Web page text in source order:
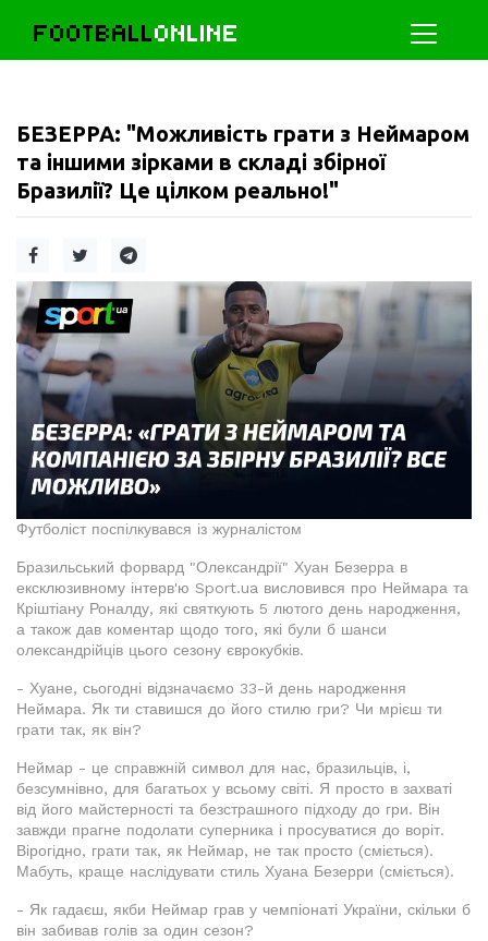
FOOTBALLONLINE
БЕЗЕРРА: "Можливість грати з Неймаром
та іншими зірками в складі збірної
Бразилії? Це цілком реально!"
Футболіст поспілкувався із журналістом
Бразильський форвард "Олександрії" Хуан Безерра в
ексклюзивному інтерв'ю Sport.ua висловився про Неймара та
Кріштіану Роналду, які святкують 5 лютого день народження,
а також дав коментар щодо того, які були б шанси
олександрійців цього сезону єврокубків.
- Хуане, сьогодні відзначаємо 33-й день народження
Неймара. Як ти ставишся до його стилю гри? Чи мрієш ти
грати так, як він?
Неймар - це справжній символ для нас, бразильців, і,
безсумнівно, для багатьох у всьому світі. Я просто в захваті
від його майстерності та безстрашного підходу до гри. Він
завжди прагне подолати суперника і просуватися до воріт.
Вірогідно, грати так, як Неймар, не так просто (сміється).
Мабуть, краще наслідувати стиль Хуана Безерри (сміється).
- Як гадаєш, якби Неймар грав у чемпіонаті України, скільки б
він забивав голів за один сезон?